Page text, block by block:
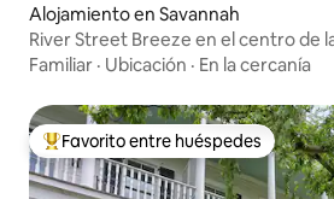
Alojamiento en Savannah
River Street Breeze en el centro de
Familiar · Ubicación · En la cercanía
Favorito entre huéspedes preferido
Favorito entre huéspedes